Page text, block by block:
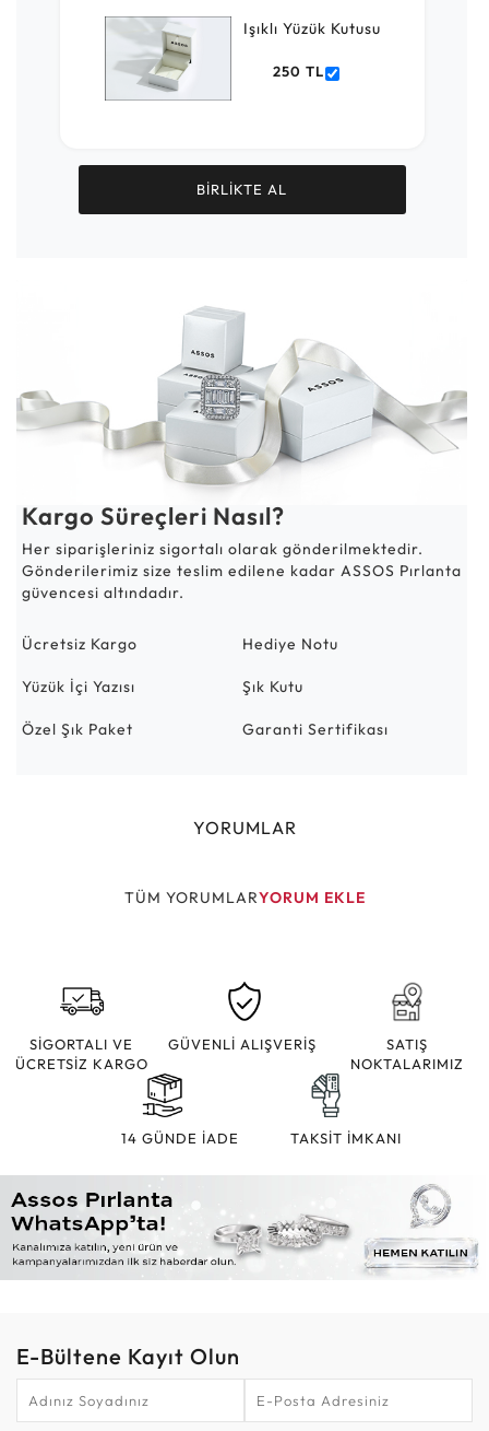
Işıklı Yüzük Kutusu
250 TL
BİRLİKTE AL
Kargo Süreçleri Nasıl?
Her siparişleriniz sigortalı olarak gönderilmektedir.
Gönderilerimiz size teslim edilene kadar ASSOS Pırlanta
güvencesi altındadır.
Ücretsiz Kargo Hediye Notu
Yüzük İçi Yazısı Şık Kutu
Özel Şık Paket Garanti Sertifikası
YORUMLAR
TÜM YORUMLARYORUM EKLE
SİGORTALI VE
ÜCRETSİZ KARGO
GÜVENLİ ALIŞVERİŞ
SATIŞ
NOKTALARIMIZ
14 GÜNDE İADE TAKSİT İMKANI
E-Bültene Kayıt Olun